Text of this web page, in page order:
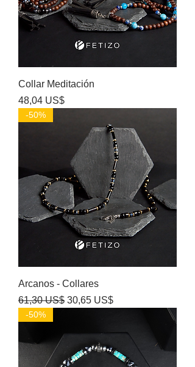
Collar Meditación
Precio
48,04 US$
-50%
Arcanos - Collares
Precio
61,30 US$ Precio de oferta
30,65 US$
-50%